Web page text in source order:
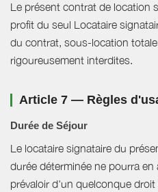
Le présent contrat de location
profit du seul Locataire
du contrat, sous-location
rigoureusement interdites.
Article 7 — Règles
Durée de Séjour
Le locataire signataire du
durée déterminée ne pourra
prévaloir d'un quelconque